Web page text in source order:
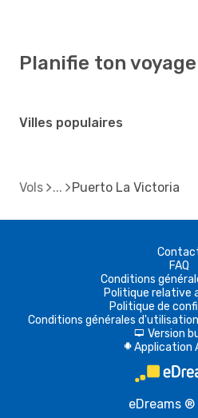
Planifie ton voyage
Villes populaires
Vols Puerto La Victoria
FAQ
Conditions
Politique relative
Politique de
Conditions générales
d Version
A Application
eDreams